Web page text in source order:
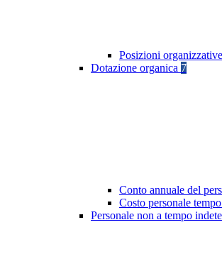
Posizioni organizzative
Dotazione organica 7
Conto annuale del
Costo personale
Personale non a tempo